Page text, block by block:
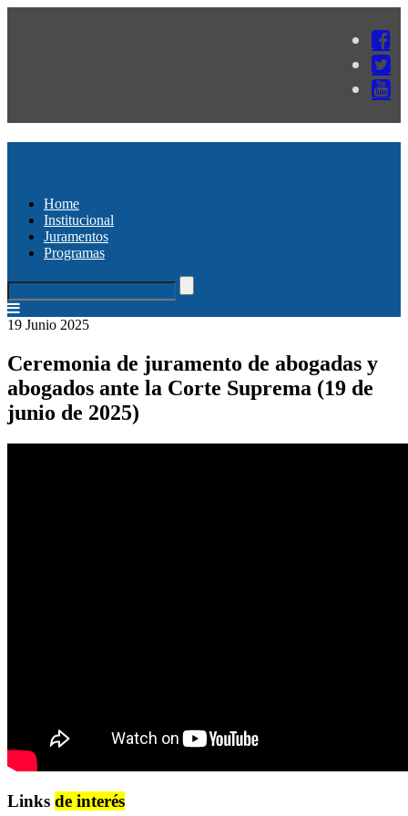
Home
Institucional
Juramentos
Programas
19 Junio 2025
Ceremonia de juramento de abogadas y
abogados ante la Corte Suprema (19 de
junio de 2025)
Links de interés